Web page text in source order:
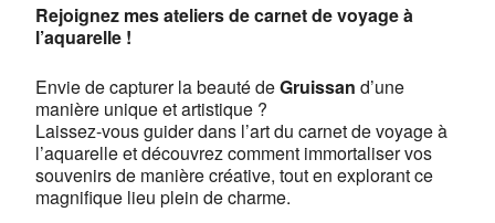
Rejoignez mes ateliers de carnet de voyage à
l’aquarelle !
Envie de capturer la beauté deGruissan d’une
manière unique et artistique ?
Laissez-vous guider dans l’art du carnet de voyage à
l’aquarelle et découvrez comment immortaliser vos
souvenirs de manière créative, tout en explorant ce
magnifique lieu plein de charme.